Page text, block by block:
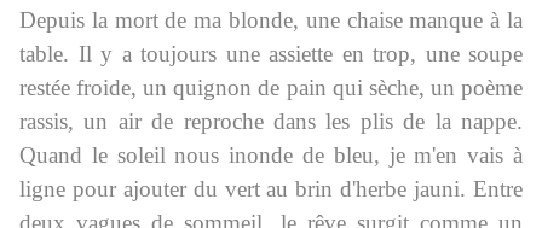
Depuis la mort de ma blonde, une chaise manque à la
table. Il y a toujours une assiette en trop, une soupe
restée froide, un quignon de pain qui sèche, un poème
rassis, un air de reproche dans les plis de la nappe.
Quand le soleil nous inonde de bleu, je m'en vais à
ligne pour ajouter du vert au brin d'herbe jauni. Entre
deux vagues de sommeil, le rêve surgit comme un